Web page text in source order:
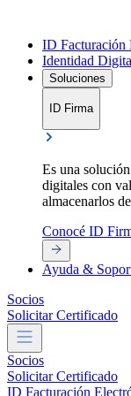
ID Facturación
Identidad
Soluciones
ID Firma
Es una
digitales con
almacenarlos
Conocé ID
Ayuda &
Socios
Solicitar Certificado
Socios
Solicitar Certificado
ID Facturación